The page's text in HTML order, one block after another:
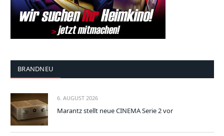
BRANDNEU
6. AUGUST 2026
Marantz stellt neue CINEMA Serie 2 vor